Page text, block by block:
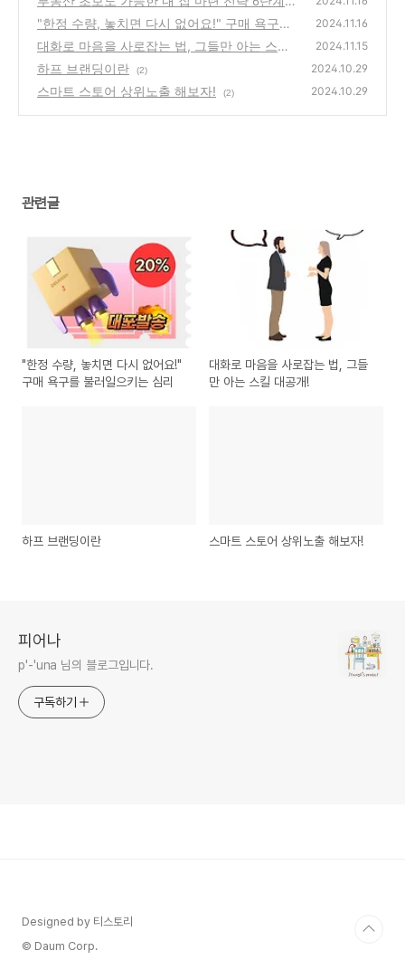
(2)
"한정 수량, 놓치면 다시 없어요!" 구매 욕구를
불러일으키는 심리
(25)
2024.11.16
대화로 마음을 사로잡는 법, 그들만 아는 스킬
대공개!
(0)
2024.11.15
하프 브랜딩이란 (2) 2024.10.29
스마트 스토어 상위노출 해보자! (2) 2024.10.29
관련글
"한정 수량, 놓치면 다시 없어요!"
구매 욕구를 불러일으키는 심리
대화로 마음을 사로잡는 법, 그들
만 아는 스킬 대공개!
하프 브랜딩이란 스마트 스토어 상위노출 해보자!
피어나
p'-'una 님의 블로그입니다.
구독하기
Designed by 티스토리
© Daum Corp.